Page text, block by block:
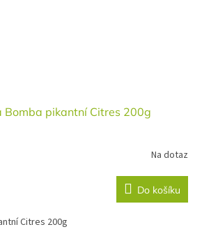
Bomba pikantní Citres 200g
Na dotaz
Do košíku
Citres 200g